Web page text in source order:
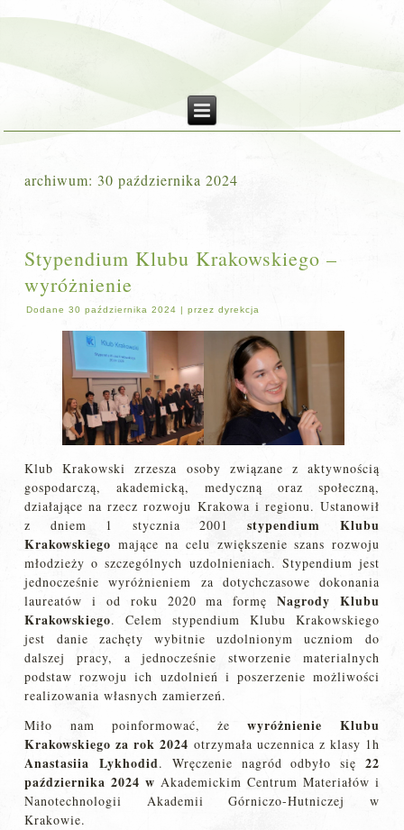
archiwum: 30 października 2024
Stypendium Klubu Krakowskiego –
wyróżnienie
Dodane 30 października 2024 |przez dyrekcja
Klub Krakowski zrzesza osoby związane z aktywnością
gospodarczą, akademicką, medyczną oraz społeczną,
działające na rzecz rozwoju Krakowa i regionu. Ustanowił
z dniem 1 stycznia 2001stypendium Klubu
Krakowskiego mające na celu zwiększenie szans rozwoju
młodzieży o szczególnych uzdolnieniach. Stypendium jest
jednocześnie wyróżnieniem za dotychczasowe dokonania
laureatów i od roku 2020 ma formęNagrody Klubu
Krakowskiego. Celem stypendium Klubu Krakowskiego
jest danie zachęty wybitnie uzdolnionym uczniom do
dalszej pracy, a jednocześnie stworzenie materialnych
podstaw rozwoju ich uzdolnień i poszerzenie możliwości
realizowania własnych zamierzeń.
Miło nam poinformować, żewyróżnienie Klubu
Krakowskiego za rok 2024 otrzymała uczennica z klasy 1h
Anastasiia Lykhodid. Wręczenie nagród odbyło się 22
października 2024 w Akademickim Centrum Materiałów i
Nanotechnologii Akademii Górniczo-Hutniczej w
Krakowie.